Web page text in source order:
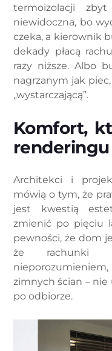
termoizolacji
niewidoczna, bo
czeka, a kierownik
dekady płacą
razy niższe. Albo
nagrzanym jak
„wystarczającą”.
Komfort,
renderingu
Architekci i
mówią o tym, że
jest kwestią
zmienić po pięciu
pewności, że dom
że rachunki
zimnych ścian –
po odbiorze.